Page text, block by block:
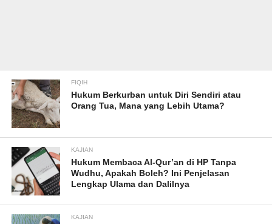
FIQIH
Hukum Berkurban untuk Diri Sendiri atau
Orang Tua, Mana yang Lebih Utama?
KAJIAN
Hukum Membaca Al-Qur’an di HP Tanpa
Wudhu, Apakah Boleh? Ini Penjelasan
Lengkap Ulama dan Dalilnya
KAJIAN